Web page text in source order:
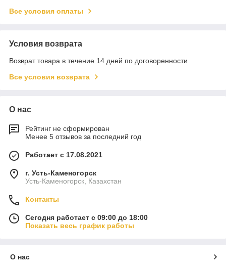
Все условия оплаты
Условия возврата
Возврат товара в течение 14 дней по договоренности
Все условия возврата
О нас
Рейтинг не сформирован
Менее 5 отзывов за последний год
Работает с 17.08.2021
г. Усть-Каменогорск
Усть-Каменогорск, Казахстан
Контакты
Сегодня работает с 09:00 до 18:00
Показать весь график работы
О нас